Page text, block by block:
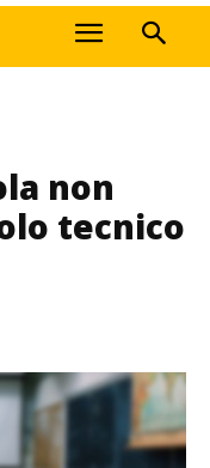
non
tecnico